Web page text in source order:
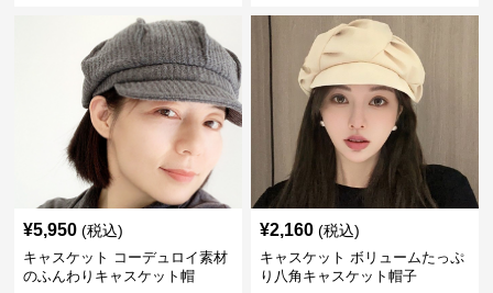
¥5,950 (税込)
キャスケット コーデュロイ素材
のふんわりキャスケット帽
¥2,160 (税込)
キャスケット ボリュームたっぷ
り八角キャスケット帽子